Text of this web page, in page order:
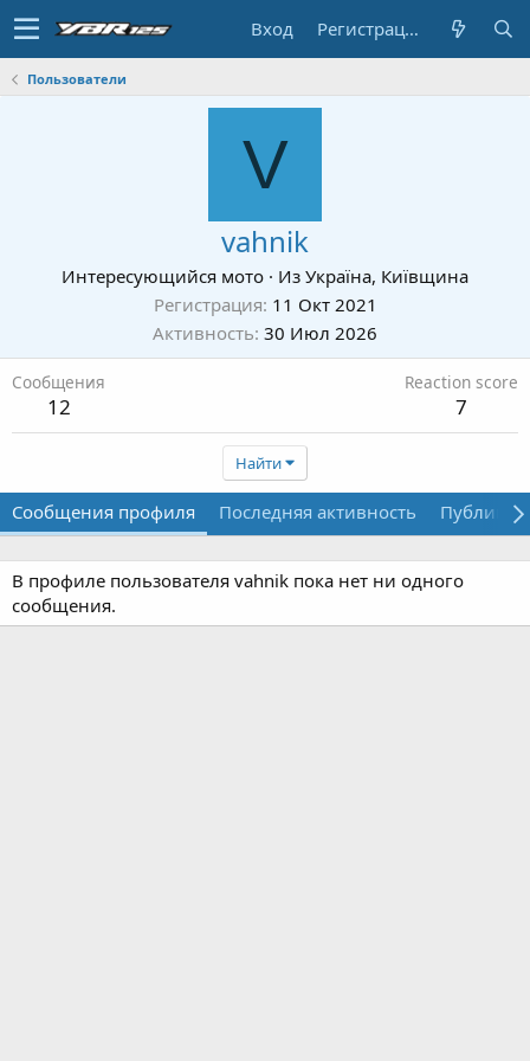
Вход Регистрация
Пользователи
V
vahnik
Интересующийся мото · Из Україна, Київщина
Регистрация 11 Окт 2021
Активность 30 Июл 2026
Сообщения
12
Reaction score
7
Найти
Сообщения профиля Последняя активность
В профиле пользователя vahnik пока нет ни одного
сообщения.